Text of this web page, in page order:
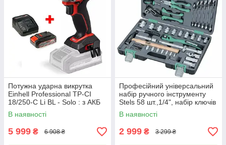
Потужна ударна викрутка
Einhell Professional TP-CI
18/250-C Li BL - Solo : з АКБ
18V 2,5Ah (4510095 4512097)
В наявності
5 999 ₴ 6 908 ₴
Професійний універсальний
набір ручного інструменту
Stels 58 шт.,1/4", набір ключів
для авто і дому (14113)
В наявності
2 999 ₴ 3 299 ₴